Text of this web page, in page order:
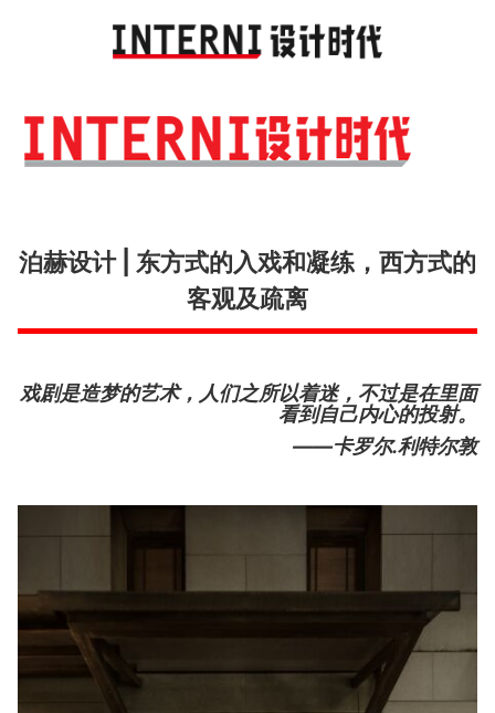
泊赫设计 | 东方式的入戏和凝练，西方式的
客观及疏离
戏剧是造梦的艺术，人们之所以着迷，不过是在里面
看到自己内心的投射。
——卡罗尔.利特尔敦